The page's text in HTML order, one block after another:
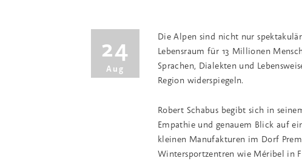
24
Aug
Die Alpen sind nicht nur
Lebensraum für 13 Millionen
Sprachen, Dialekten und
Region widerspiegeln.
Robert Schabus begibt sich in
Empathie und genauem Blick auf
kleinen Manufakturen im Dorf
Wintersportzentren wie Méribel in